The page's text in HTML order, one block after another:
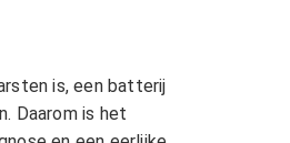
is, een batterij
Daarom is het